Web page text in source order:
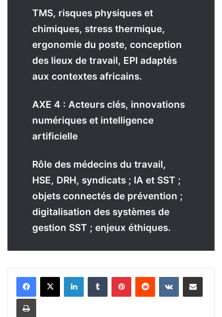
TMS, risques physiques et
chimiques, stress thermique,
ergonomie du poste, conception
des lieux de travail, EPI adaptés
aux contextes africains.
AXE 4 : Acteurs clés, innovations
numériques et intelligence
artificielle
Rôle des médecins du travail,
HSE, DRH, syndicats ; IA et SST ;
objets connectés de prévention ;
digitalisation des systèmes de
gestion SST ; enjeux éthiques.